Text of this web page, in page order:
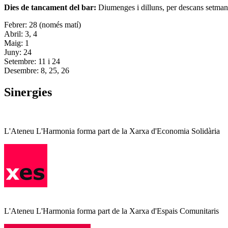
Dies de tancament del bar: Diumenges i dilluns, per descans
Febrer: 28 (només matí)
Abril: 3, 4
Maig: 1
Juny: 24
Setembre: 11 i 24
Desembre: 8, 25, 26
Sinergies
L'Ateneu L'Harmonia forma part de la Xarxa d'Economia Solidària
L'Ateneu L'Harmonia forma part de la Xarxa d'Espais Comunitaris